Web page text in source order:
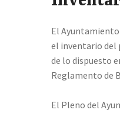
El
el inventario del
de lo dispuesto
Reglamento de
El Pleno del